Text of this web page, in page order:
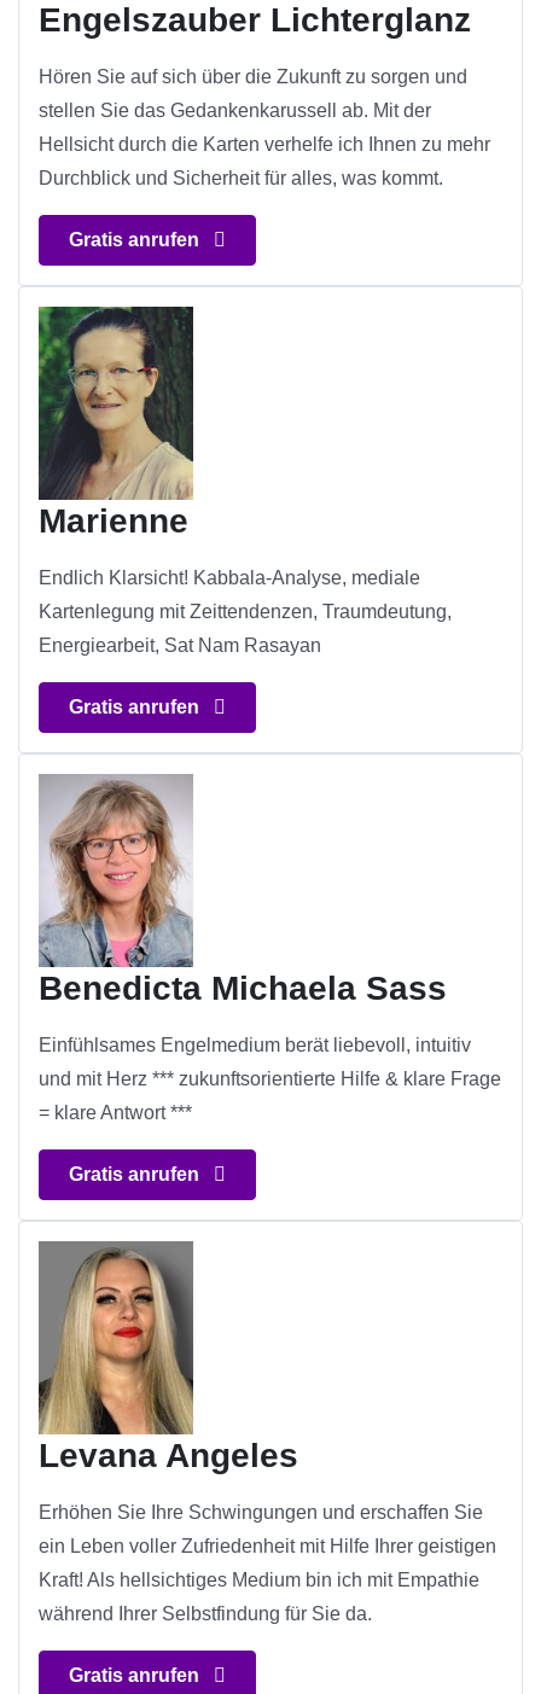
Engelszauber Lichterglanz
Hören Sie auf sich über die Zukunft zu sorgen und
stellen Sie das Gedankenkarussell ab. Mit der
Hellsicht durch die Karten verhelfe ich Ihnen zu mehr
Durchblick und Sicherheit für alles, was kommt.
Gratis anrufen
Marienne
Endlich Klarsicht! Kabbala-Analyse, mediale
Kartenlegung mit Zeittendenzen, Traumdeutung,
Energiearbeit, Sat Nam Rasayan
Gratis anrufen
Benedicta Michaela Sass
Einfühlsames Engelmedium berät liebevoll, intuitiv
und mit Herz *** zukunftsorientierte Hilfe & klare Frage
= klare Antwort ***
Gratis anrufen
Levana Angeles
Erhöhen Sie Ihre Schwingungen und erschaffen Sie
ein Leben voller Zufriedenheit mit Hilfe Ihrer geistigen
Kraft! Als hellsichtiges Medium bin ich mit Empathie
während Ihrer Selbstfindung für Sie da.
Gratis anrufen